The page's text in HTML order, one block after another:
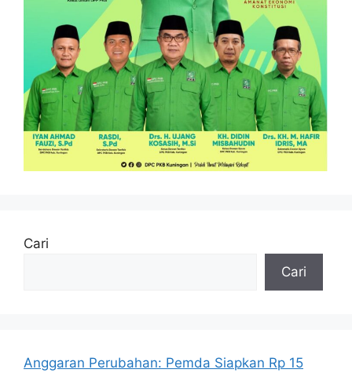
Cari
Cari
Anggaran Perubahan: Pemda Siapkan Rp 15